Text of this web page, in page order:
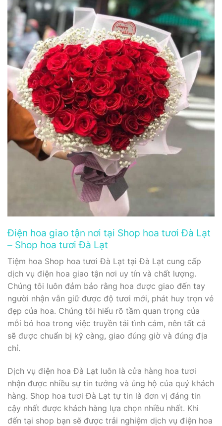
Điện hoa giao tận nơi tại Shop hoa tươi Đà Lạt
– Shop hoa tươi Đà Lạt
Tiệm hoa Shop hoa tươi Đà Lạt tại Đà Lạt cung cấp
dịch vụ điện hoa giao tận nơi uy tín và chất lượng.
Chúng tôi luôn đảm bảo rằng hoa được giao đến tay
người nhận vẫn giữ được độ tươi mới, phát huy trọn vẻ
đẹp của hoa. Chúng tôi hiểu rõ tầm quan trọng của
mỗi bó hoa trong việc truyền tải tình cảm, nên tất cả
sẽ được chuẩn bị kỹ càng, giao đúng giờ và đúng địa
chỉ.
Dịch vụ điện hoa Đà Lạt luôn là cửa hàng hoa tươi
nhận được nhiều sự tin tưởng và ủng hộ của quý khách
hàng. Shop hoa tươi Đà Lạt tự tin là đơn vị đáng tin
cậy nhất được khách hàng lựa chọn nhiều nhất. Khi
đến tại shop bạn sẽ được trải nghiệm dịch vụ điện hoa